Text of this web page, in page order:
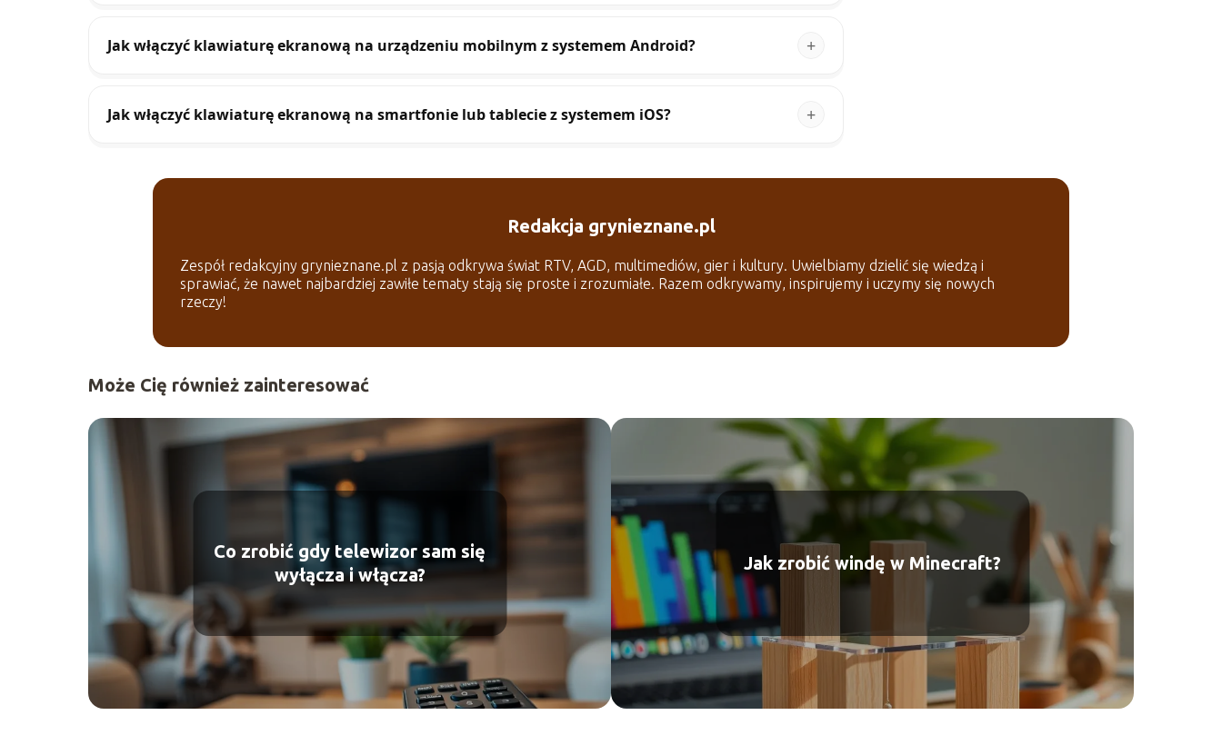
Jak włączyć klawiaturę ekranową na urządzeniu mobilnym z systemem Android?
Jak włączyć klawiaturę ekranową na smartfonie lub tablecie z systemem iOS?
Redakcja grynieznane.pl
Zespół redakcyjny grynieznane.pl z pasją odkrywa świat RTV, AGD, multimediów, gier i kultury. Uwielbiamy dzielić się wiedzą i
sprawiać, że nawet najbardziej zawiłe tematy stają się proste i zrozumiałe. Razem odkrywamy, inspirujemy i uczymy się nowych
rzeczy!
Może Cię również zainteresować
Co zrobić gdy telewizor sam się
wyłącza i włącza?
Jak zrobić windę w Minecraft?